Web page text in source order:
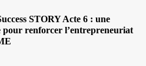
STORY Acte 6 : une
pour renforcer l’entrepreneuriat